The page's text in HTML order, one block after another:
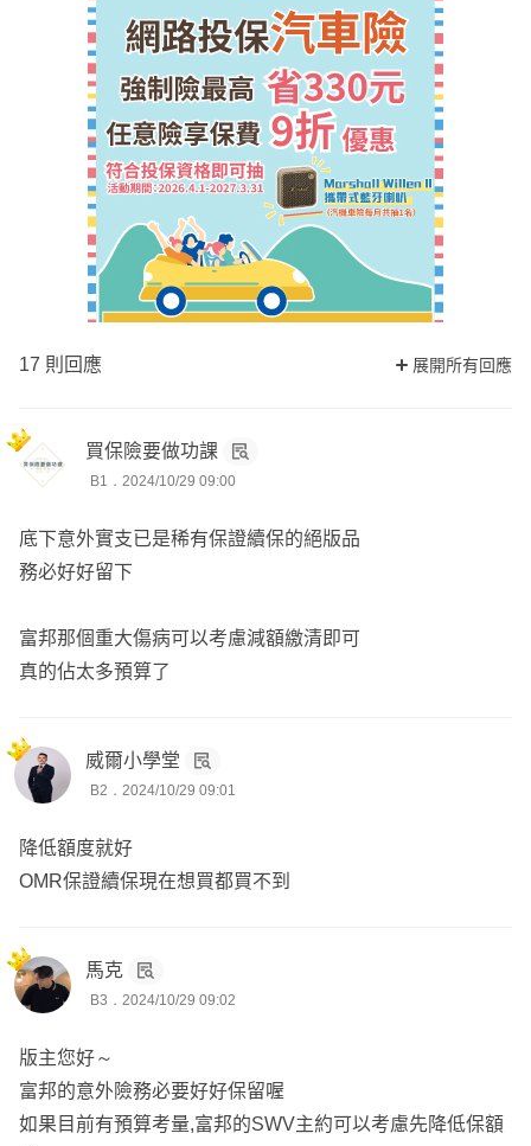
17 則回應 展開所有回應
買保險要做功課
B1．2024/10/29 09:00
底下意外實支已是稀有保證續保的絕版品
務必好好留下
富邦那個重大傷病可以考慮減額繳清即可
真的佔太多預算了
威爾小學堂
B2．2024/10/29 09:01
降低額度就好
OMR保證續保現在想買都買不到
馬克
B3．2024/10/29 09:02
版主您好～
富邦的意外險務必要好好保留喔
如果目前有預算考量,富邦的SWV主約可以考慮先降低保額